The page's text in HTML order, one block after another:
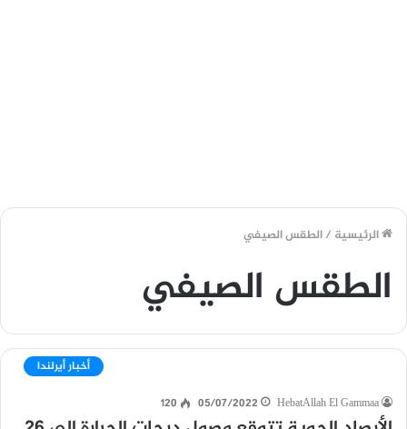
الرئيسية /الطقس الصيفي
الطقس الصيفي
أخبار أيرلندا
HebatAllah El Gammaa
05/07/2022
120